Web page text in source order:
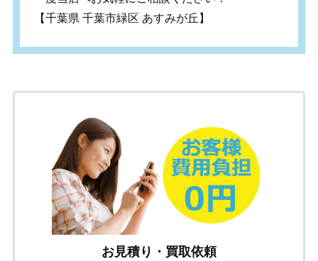
【千葉県 千葉市緑区 あすみが丘】
お見積り・買取依頼